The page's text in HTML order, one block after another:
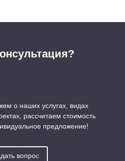
о наших услугах, видах
рассчитаем стоимость
предложение!
вопрос